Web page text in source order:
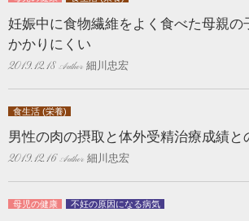
妊娠中に食物繊維をよく食べた母親の
かかりにくい
2019.12.18 細川忠宏
食生活 (栄養)
男性の肉の摂取と体外受精治療成績と
2019.12.16 細川忠宏
母児の健康 不妊の原因になる病気